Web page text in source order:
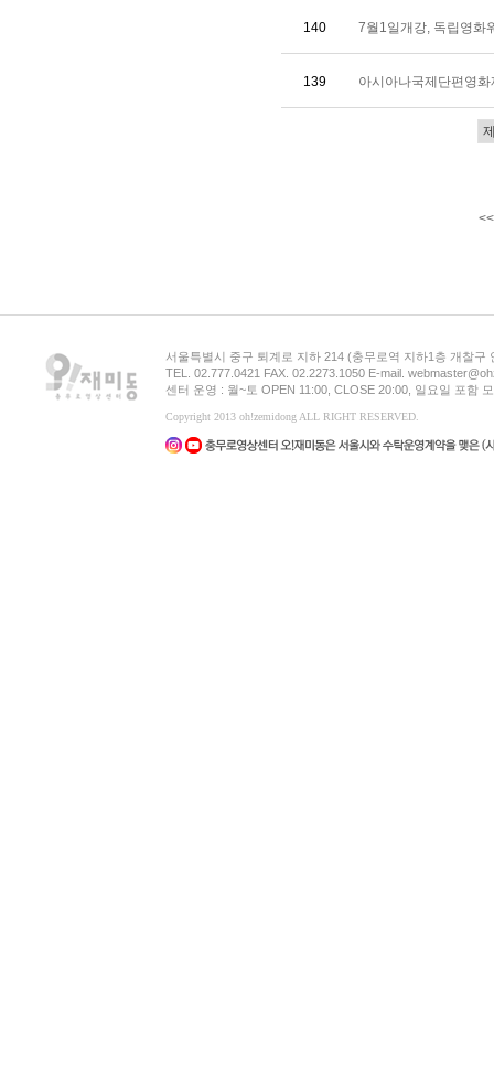
140 7월1일개강, 독립영화
139 아시아나국제단편영
<<
서울특별시 중구 퇴계로 지하 214 (충무로역 지하1층 개찰구
TEL. 02.777.0421 FAX. 02.2273.1050 E-mail.
센터 운영 : 월~토 OPEN 11:00, CLOSE 20:00, 일요일 포함
Copyright 2013 oh!zemidong ALL RIGHT RESERVED.